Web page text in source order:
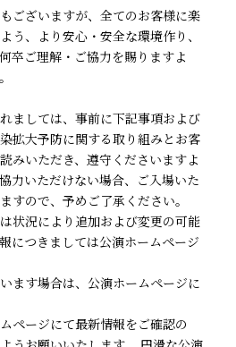
ございますが、全てのお客様に楽
う、より安心・安全な環境作り、
卒ご理解・ご協力を賜りますよ
ましては、事前に下記事項および
拡大予防に関する取り組みとお客
みいただき、遵守くださいますよ
力いただけない場合、ご入場いた
すので、予めご了承ください。
状況により追加および変更の可能
につきましては公演ホームページ
ます場合は、公演ホームページに
ページにて最新情報をご確認の